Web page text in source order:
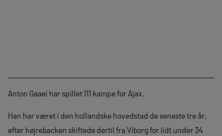
Anton Gaaei har spillet 111 kampe for Ajax.
Han har været i den hollandske hovedstad de seneste tre år,
efter højrebacken skiftede dertil fra Viborg for lidt under 34